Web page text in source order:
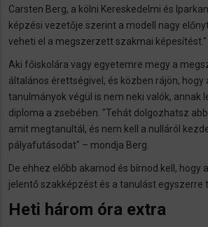
Carsten Berg, a kölni Kereskedelmi és
képzési vezetője szerint a modell nagy
veheti el a megszerzett szakmai képesítést."
Aki főiskolára vagy egyetemre megy a
általános érettségivel, és közben rájön,
tanulmányok végül is nem neki valók, annak
diploma a zsebében. "Tehát dolgozhatsz
amit megtanultál, és nem kell a nulláról
pályafutásodat" – mondja Berg.
De ehhez előbb akarnod és bírnod kell,
jelentő szakképzést és a tanulást egyszerre
Heti három óra extra